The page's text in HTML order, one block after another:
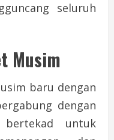
seluruh
Musim
baru dengan
dengan
untuk